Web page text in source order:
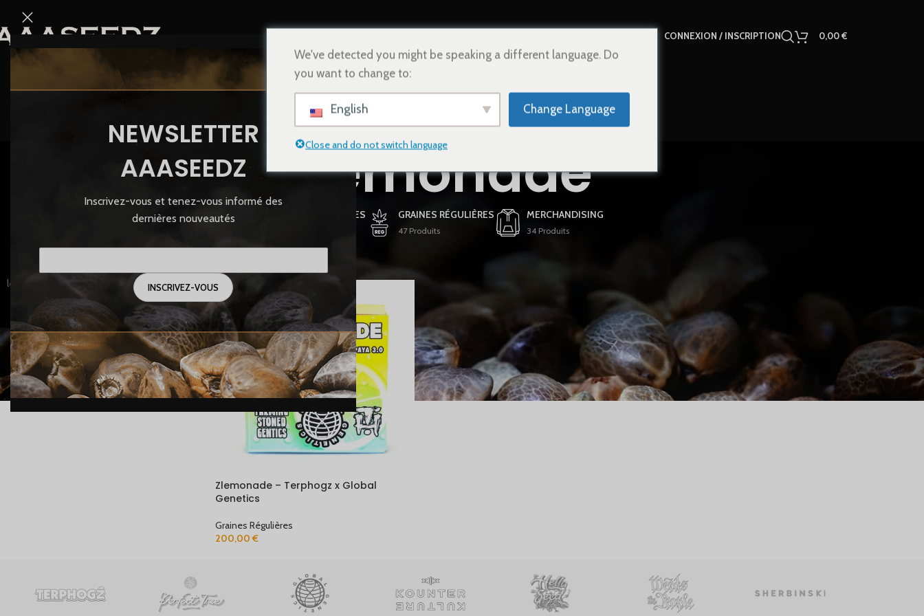
NEWSLETTER
AAASEEDZ
Inscrivez-vous et tenez-vous informé des
dernières nouveautés
CONNEXION / INSCRIPTION 0,00€
Zlemonade
GRAINES FÉMINISÉES GRAINES RÉGULIÈRES
47 Produits
MERCHANDISING
34 Produits
FILTRER PAR BREEDER
les Breeders
STOCK
En stock
Accueil/Produits identifiés “Zlemonade”
Zlemonade – Terphogz x Global
Genetics
Graines Régulières
200,00 €
We've detected you might be speaking a different language. Do
you want to change to:
English Change Language
Close and do not switch language